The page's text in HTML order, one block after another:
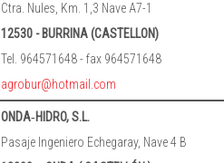
Ctra. Nules, Km. 1,3 Nave A7-1
12530 - BURRINA (CASTELLON)
Tel. 964571648 - fax 964571648
agrobur@hotmail.com
ONDA‐HIDRO, S.L.
Pasaje Ingeniero Echegaray, Nave 4 B